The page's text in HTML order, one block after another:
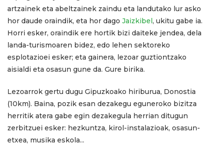
artzainek eta abeltzainek zaindu eta landutako lur asko
hor daude oraindik, eta hor dago Jaizkibel, ukitu gabe ia.
Horri esker, oraindik ere hortik bizi daiteke jendea, dela
landa-turismoaren bidez, edo lehen sektoreko
esplotazioei esker; eta gainera, lezoar guztiontzako
aisialdi eta osasun gune da. Gure birika.
Lezoarrok gertu dugu Gipuzkoako hiriburua, Donostia
(10km). Baina, pozik esan dezakegu eguneroko bizitza
herritik atera gabe egin dezakegula herrian ditugun
zerbitzuei esker: hezkuntza, kirol-instalazioak, osasun-
etxea, musika eskola...